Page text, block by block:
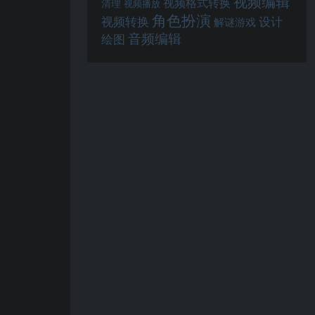
清理 视频播放 视频格式转换
视频转换 角色扮演 解谜游戏 设计
绘图 音频编辑